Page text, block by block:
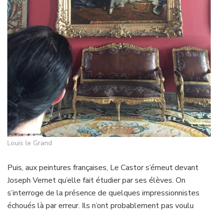
Louis le Grand
Puis, aux peintures françaises, Le Castor s’émeut devant
Joseph Vernet qu’elle fait étudier par ses élèves. On
s’interroge de la présence de quelques impressionnistes
échoués là par erreur. Ils n’ont probablement pas voulu